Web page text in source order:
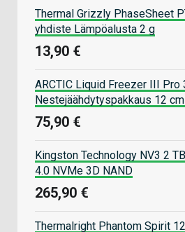
Thermal Grizzly PhaseSheet
yhdiste Lämpöalusta 2 g
13,90 €
ARCTIC Liquid Freezer III Pro
Nestejäähdytyspakkaus 12
75,90 €
Kingston Technology NV3 2
4.0 NVMe 3D NAND
265,90 €
Thermalright Phantom Spirit